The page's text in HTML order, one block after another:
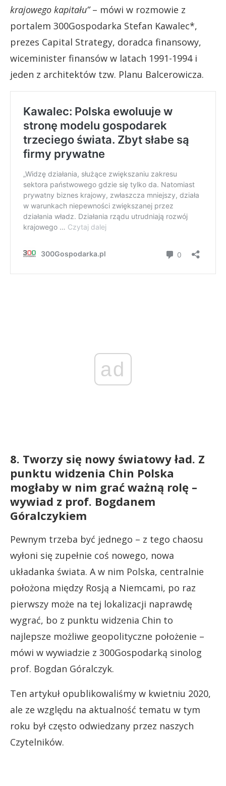
krajowego kapitału”– mówi w rozmowie z
portalem 300Gospodarka Stefan Kawalec*,
prezes Capital Strategy, doradca finansowy,
wiceminister finansów w latach 1991-1994 i
jeden z architektów tzw. Planu Balcerowicza.
ad
8. Tworzy się nowy światowy ład. Z
punktu widzenia Chin Polska
mogłaby w nim grać ważną rolę –
wywiad z prof. Bogdanem
Góralczykiem
Pewnym trzeba być jednego – z tego chaosu
wyłoni się zupełnie coś nowego, nowa
układanka świata. A w nim Polska, centralnie
położona między Rosją a Niemcami, po raz
pierwszy może na tej lokalizacji naprawdę
wygrać, bo z punktu widzenia Chin to
najlepsze możliwe geopolityczne położenie –
mówi w wywiadzie z 300Gospodarką sinolog
prof. Bogdan Góralczyk.
Ten artykuł opublikowaliśmy w kwietniu 2020,
ale ze względu na aktualność tematu w tym
roku był często odwiedzany przez naszych
Czytelników.